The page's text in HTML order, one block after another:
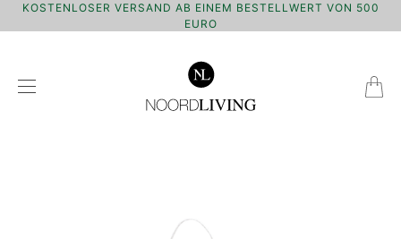
KOSTENLOSER VERSAND AB EINEM BESTELLWERT VON 500
EURO